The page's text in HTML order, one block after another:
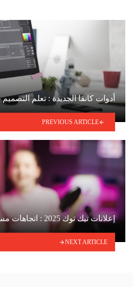
أدوات كانفا الجديدة : تعلم التصميم 2025
PREVIOUS ARTICLE
إعلانات تيك توك 2025 : اتجاهات مستقبلية مهمة
NEXT ARTICLE